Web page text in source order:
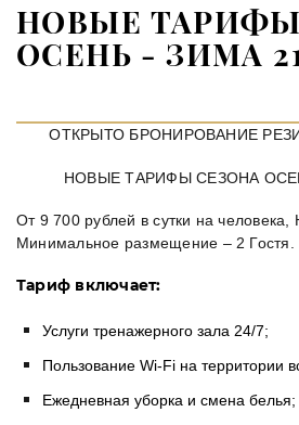
НОВЫЕ
ОСЕНЬ - ЗИМА
ОТКРЫТО БРОНИРОВАНИЕ
НОВЫЕ ТАРИФЫ СЕЗОНА
От 9 700 рублей в сутки на человека,
Минимальное размещение – 2 Гостя.
Тариф включает:
Услуги тренажерного зала 24/7;
Пользование Wi-Fi на территории
Ежедневная уборка и смена белья;